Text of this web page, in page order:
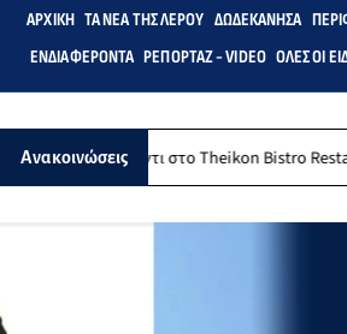
ΑΡΧΙΚΉ ΤΑ ΝΈΑ ΤΗΣ ΛΈΡΟΥ ΔΩΔΕΚΆΝΗΣΑ
ΕΝΔΙΑΦΈΡΟΝΤΑ ΡΕΠΟΡΤΆΖ - VIDEO ΌΛΕΣ ΟΙ
Ανακοινώσεις
γλέντι στο Theikon Bistro Restaurant!